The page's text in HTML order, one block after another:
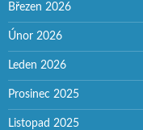
Březen 2026
Únor 2026
Leden 2026
Prosinec 2025
Listopad 2025